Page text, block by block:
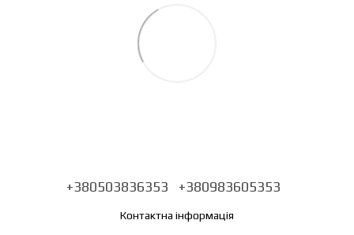
+380503836353 +380983605353
Контактна інформація